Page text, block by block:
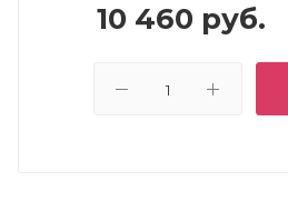
10 460 руб.